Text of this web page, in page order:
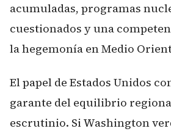
acumuladas, programas
cuestionados y una
la hegemonía en Medio
El papel de Estados Unidos
garante del equilibrio
escrutinio. Si Washington